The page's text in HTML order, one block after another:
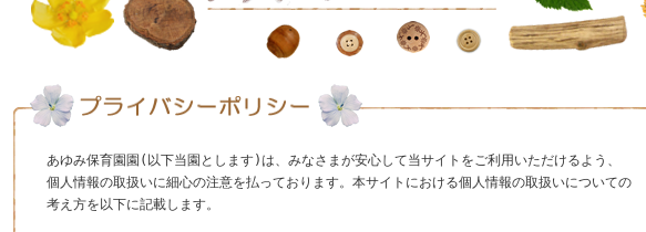
あゆみ保育園園(以下当園とします)は、みなさまが安心して当サイトをご利用いただけるよう、
個人情報の取扱いに細心の注意を払っております。本サイトにおける個人情報の取扱いについての
考え方を以下に記載します。